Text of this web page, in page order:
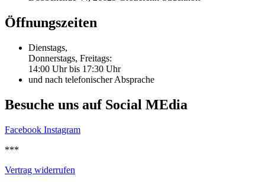
Öffnungszeiten
Dienstags,
Donnerstags, Freitags:
14:00 Uhr bis 17:30 Uhr
und nach telefonischer Absprache
Besuche uns auf Social MEdia
Facebook Instagram
***
Vertrag widerrufen